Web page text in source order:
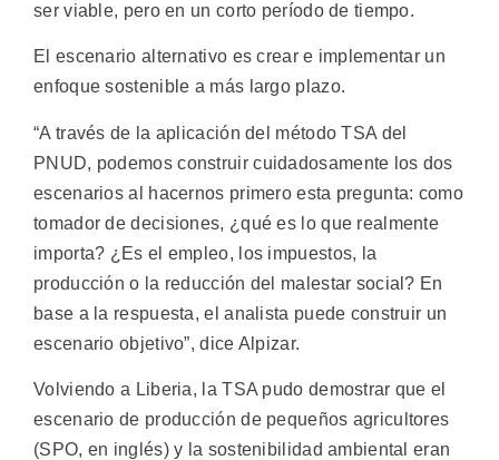
ser viable, pero en un corto período de tiempo.
El escenario alternativo es crear e implementar un
enfoque sostenible a más largo plazo.
“A través de la aplicación del método TSA del
PNUD, podemos construir cuidadosamente los dos
escenarios al hacernos primero esta pregunta: como
tomador de decisiones, ¿qué es lo que realmente
importa? ¿Es el empleo, los impuestos, la
producción o la reducción del malestar social? En
base a la respuesta, el analista puede construir un
escenario objetivo”, dice Alpizar.
Volviendo a Liberia, la TSA pudo demostrar que el
escenario de producción de pequeños agricultores
(SPO, en inglés) y la sostenibilidad ambiental eran